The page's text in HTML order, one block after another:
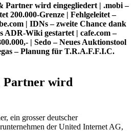
Partner wird eingegliedert | .mobi –
200.000-Grenze | Fehlgeleitet –
| IDNs – zweite Chance dank
ADR-Wiki gestartet | cafe.com –
| Sedo – Neues Auktionstool
– Planung für T.R.A.F.F.I.C.
Partner wird
ein grosser deutscher
der United Internet AG,